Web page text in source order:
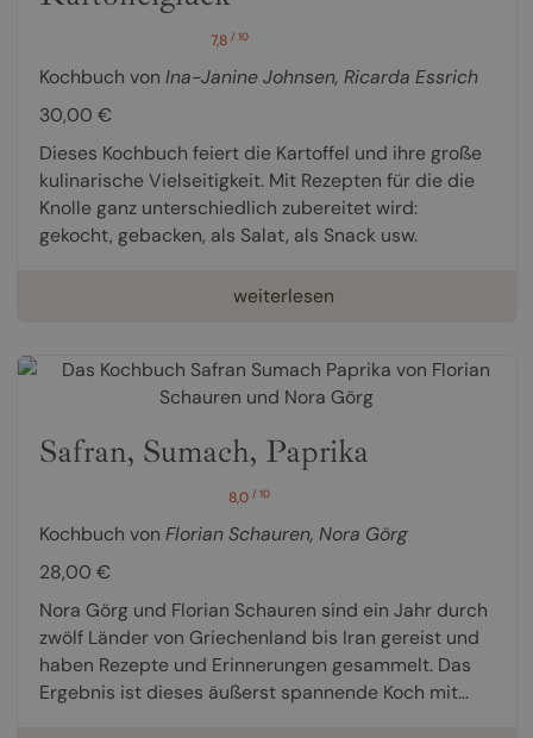
7,8/ 10
Kochbuch von Ina-Janine Johnsen, Ricarda Essrich
30,00 €
Dieses Kochbuch feiert die Kartoffel und ihre große
kulinarische Vielseitigkeit. Mit Rezepten für die die
Knolle ganz unterschiedlich zubereitet wird:
gekocht, gebacken, als Salat, als Snack usw.
weiterlesen
Safran, Sumach, Paprika
8,0/ 10
Kochbuch von Florian Schauren, Nora Görg
28,00 €
Nora Görg und Florian Schauren sind ein Jahr durch
zwölf Länder von Griechenland bis Iran gereist und
haben Rezepte und Erinnerungen gesammelt. Das
Ergebnis ist dieses äußerst spannende Koch mit...